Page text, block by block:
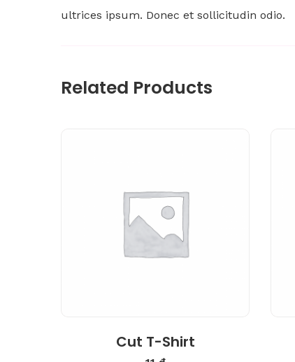
ultrices ipsum. Donec et sollicitudin odio.
Related Products
Cut T-Shirt